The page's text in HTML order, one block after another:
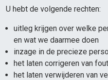
U hebt de volgende rechten:
uitleg krijgen over welke
en wat we daarmee doen
inzage in de precieze
het laten corrigeren van
het laten verwijderen van